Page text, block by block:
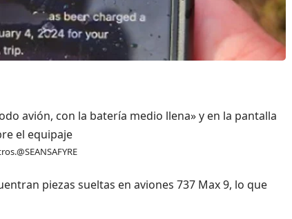
avión, con la batería medio llena» y en la pantalla
el equipaje
@SEANSAFYRE
piezas sueltas en aviones 737 Max 9, lo que